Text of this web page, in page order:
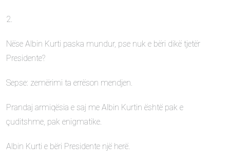
2.
Nëse Albin Kurti paska mundur, pse nuk e bëri dikë tjetër
Presidente?
Sepse: zemërimi ta errëson mendjen.
Prandaj armiqësia e saj me Albin Kurtin është pak e
çuditshme, pak enigmatike.
Albin Kurti e bëri Presidente një herë.